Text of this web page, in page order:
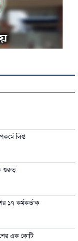
লিপ্ত
গুরুত্
১৭ কর্মকর্তাক
এক কোটি